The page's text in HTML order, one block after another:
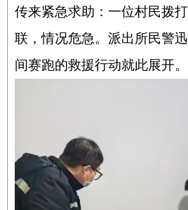
传来紧急求助：一位村民拨
联，情况危急。派出所民警
间赛跑的救援行动就此展开。